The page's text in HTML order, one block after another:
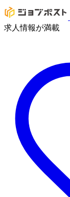
求人情報が満載